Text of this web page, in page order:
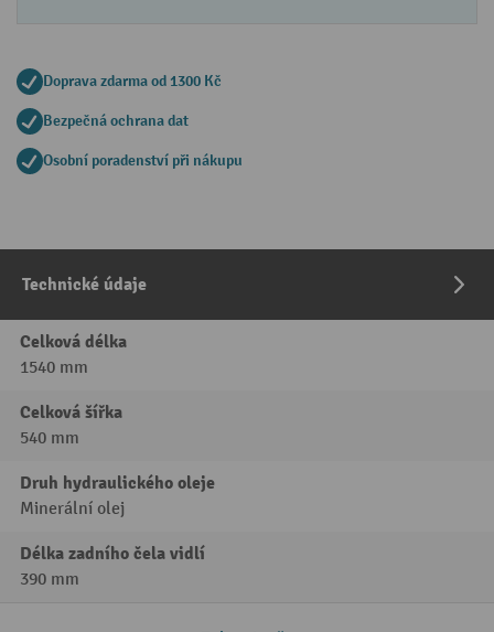
Doprava zdarma od 1300 Kč
Bezpečná ochrana dat
Osobní poradenství při nákupu
Technické údaje
Celková délka
1540 mm
Celková šířka
540 mm
Druh hydraulického oleje
Minerální olej
Délka zadního čela vidlí
390 mm